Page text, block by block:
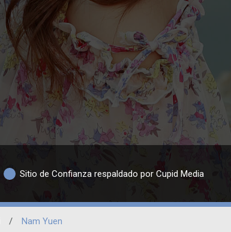
Sitio de Confianza respaldado por Cupid Media
/ Nam Yuen